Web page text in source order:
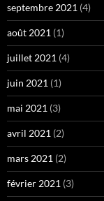
septembre 2021 (4)
août 2021 (1)
juillet 2021 (4)
juin 2021 (1)
mai 2021 (3)
avril 2021 (2)
mars 2021 (2)
février 2021 (3)